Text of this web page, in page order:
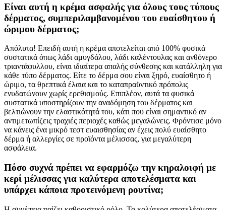
Είναι αυτή η κρέμα ασφαλής για όλους τους τύπους
δέρματος, συμπεριλαμβανομένου του ευαίσθητου ή
ώριμου δέρματος;
Απόλυτα! Επειδή αυτή η κρέμα αποτελείται από 100% φυσικά
συστατικά όπως λάδι αμυγδάλου, λάδι καλέντουλας και ανθόνερο
τριαντάφυλλου, είναι ιδιαίτερα απαλής σύνθεσης και κατάλληλη για
κάθε τύπο δέρματος. Είτε το δέρμα σου είναι ξηρό, ευαίσθητο ή
ώριμο, τα θρεπτικά έλαια και το καταπραϋντικό πρόπολις
ενυδατώνουν χωρίς ερεθισμούς. Επιπλέον, αυτά τα φυσικά
συστατικά υποστηρίζουν την αναδόμηση του δέρματος και
βελτιώνουν την ελαστικότητά του, κάτι που είναι σημαντικό αν
αντιμετωπίζεις τραχιές περιοχές καθώς μεγαλώνεις. Φρόντισε μόνο
να κάνεις ένα μικρό τεστ ευαισθησίας αν έχεις πολύ ευαίσθητο
δέρμα ή αλλεργίες σε προϊόντα μέλισσας, για μεγαλύτερη
ασφάλεια.
Πόσο συχνά πρέπει να εφαρμόζω την κηραλοιφή με
κερί μέλισσας για καλύτερα αποτελέσματα και
υπάρχει κάποια προτεινόμενη ρουτίνα;